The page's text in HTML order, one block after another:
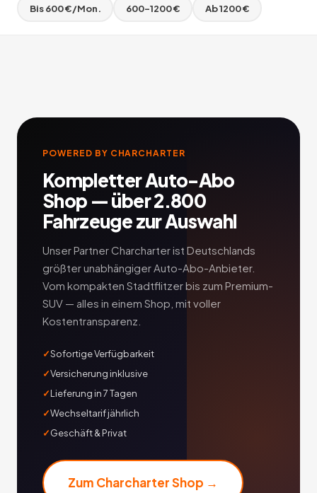
Bis 600 €/Mon. 600–1200 € Ab 1200 €
POWERED BY CHARCHARTER
Kompletter Auto-Abo
Shop — über 2.800
Fahrzeuge zur Auswahl
Unser Partner Charcharter ist Deutschlands
größter unabhängiger Auto-Abo-Anbieter.
Vom kompakten Stadtflitzer bis zum Premium-
SUV — alles in einem Shop, mit voller
Kostentransparenz.
Sofortige Verfügbarkeit
Versicherung inklusive
Lieferung in 7 Tagen
Wechseltarif jährlich
Geschäft & Privat
Zum Charcharter Shop →